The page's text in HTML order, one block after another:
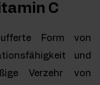
C
Form von
und
Verzehr von